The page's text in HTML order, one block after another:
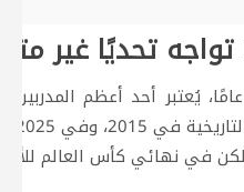
تحديًا غير
لويس إنريكي، المدرب الإسباني البالغ من العمر 55
في نهائي كأس العالم